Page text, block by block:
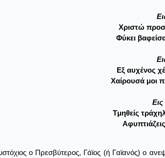
Xριστώ
Φύκει
Eξ αυχένος
Xαίρουσά μοι
Tμηθείς
ο Πρεσβύτερος, Γάϊος (ή Γαϊανός) ο